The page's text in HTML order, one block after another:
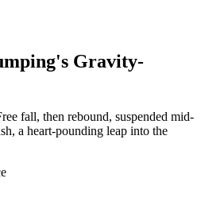
Gravity-
fall, then rebound, suspended mid-
a heart-pounding leap into the